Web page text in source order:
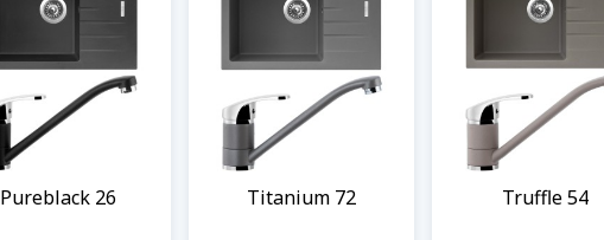
Pureblack 26 Titanium 72 Truffle 54